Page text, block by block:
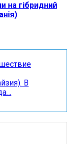
на гібридний
В